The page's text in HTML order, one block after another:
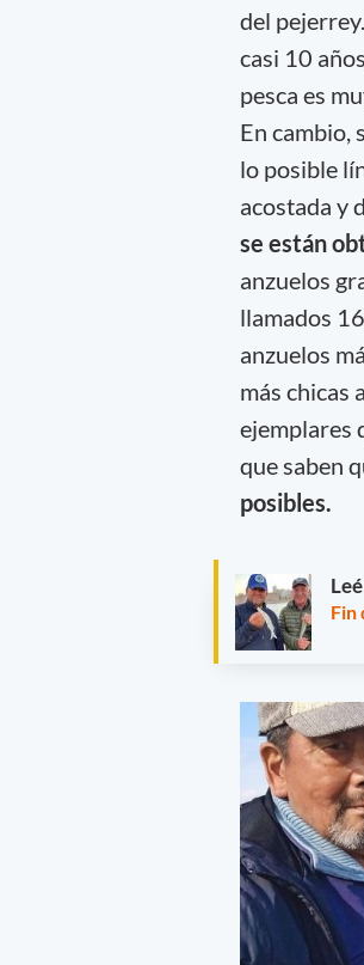
del
casi 10
pesca es
En cambio,
lo posible
acostada y
se están
anzuelos
llamados
anzuelos
más chicas
ejemplares
que saben
posibles.
Fin